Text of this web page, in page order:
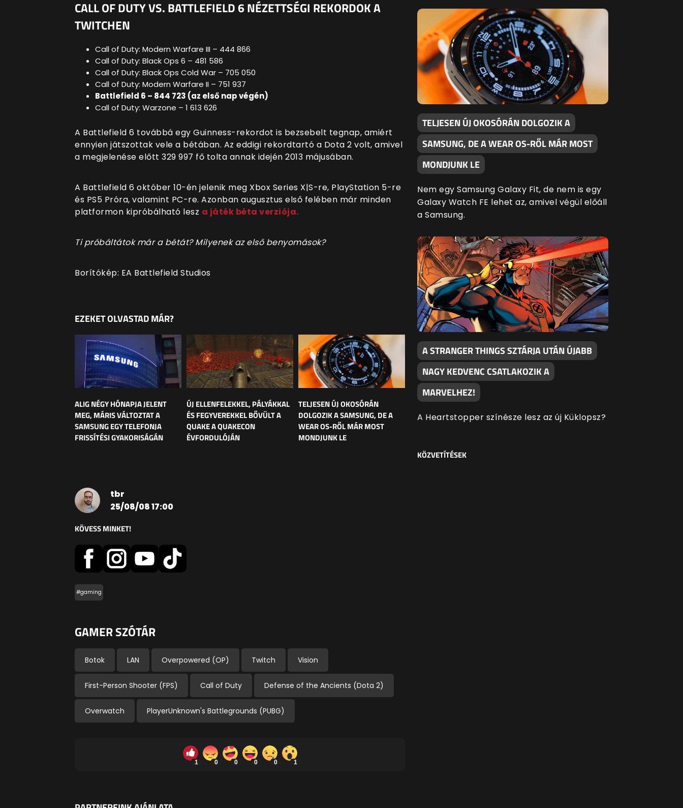
CALL OF DUTY VS. BATTLEFIELD 6 NÉZETTSÉGI REKORDOK A
TWITCHEN
Call of Duty: Modern Warfare III – 444 866
Call of Duty: Black Ops 6 – 481 586
Call of Duty: Black Ops Cold War – 705 050
Call of Duty: Modern Warfare II – 751 937
Battlefield 6 – 844 723 (az első nap végén)
Call of Duty: Warzone – 1 613 626
A Battlefield 6 továbbá egy Guinness-rekordot is bezsebelt tegnap, amiért
ennyien játszottak vele a bétában. Az eddigi rekordtartó a Dota 2 volt, amivel
a megjelenése előtt 329 997 fő tolta annak idején 2013 májusában.
A Battlefield 6 október 10-én jelenik meg Xbox Series X|S-re, PlayStation 5-re
és PS5 Próra, valamint PC-re. Azonban augusztus első felében már minden
platformon kipróbálható lesz a játék béta verziója.
Ti próbáltátok már a bétát? Milyenek az első benyomások?
Borítókép: EA Battlefield Studios
EZEKET OLVASTAD MÁR?
ALIG NÉGY HÓNAPJA JELENT
MEG, MÁRIS VÁLTOZTAT A
SAMSUNG EGY TELEFONJA
FRISSÍTÉSI GYAKORISÁGÁN
ÚJ ELLENFELEKKEL, PÁLYÁKKAL
ÉS FEGYVEREKKEL BŐVÜLT A
QUAKE A QUAKECON
ÉVFORDULÓJÁN
TELJESEN ÚJ OKOSÓRÁN
DOLGOZIK A SAMSUNG, DE A
WEAR OS-RŐL MÁR MOST
MONDJUNK LE
tbr
25/08/08 17:00
KÖVESS MINKET!
#gaming
GAMER SZÓTÁR
Botok LAN Overpowered (OP) Twitch Vision
First-Person Shooter (FPS) Call of Duty Defense of the Ancients (Dota 2)
Overwatch PlayerUnknown's Battlegrounds (PUBG)
1 0 0 0 0 1
TELJESEN ÚJ OKOSÓRÁN DOLGOZIK A
SAMSUNG, DE A WEAR OS-RŐL MÁR MOST
MONDJUNK LE
Nem egy Samsung Galaxy Fit, de nem is egy
Galaxy Watch FE lehet az, amivel végül előáll
a Samsung.
A STRANGER THINGS SZTÁRJA UTÁN ÚJABB
NAGY KEDVENC CSATLAKOZIK A
MARVELHEZ!
A Heartstopper színésze lesz az új Küklopsz?
KÖZVETÍTÉSEK